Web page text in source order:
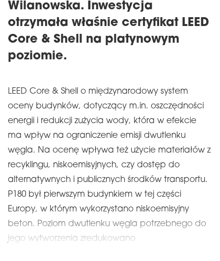
Wilanowska. Inwestycja
otrzymała właśnie certyfikat LEED
Core & Shell na platynowym
poziomie.
LEED Core & Shell o międzynarodowy system
oceny budynków, dotyczący m.in. oszczędności
energii i redukcji zużycia wody, która w efekcie
ma wpływ na ograniczenie emisji dwutlenku
węgla. Na ocenę wpływa też użycie materiałów z
recyklingu, niskoemisyjnych, czy dostęp do
alternatywnych i publicznych środków transportu.
P180 był pierwszym budynkiem w tej części
Europy, w którym wykorzystano niskoemisyjny
beton. Poziom dwutlenku węgla potrzebnego do
jego wytworzenia zredukowano